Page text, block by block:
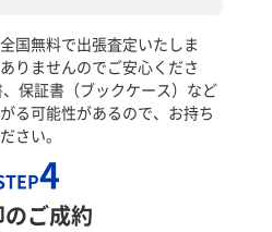
国無料で出張査定いたしま
りませんのでご安心くださ
保証書（ブックケース）など
る可能性があるので、お持ち
さい。
4
ご成約